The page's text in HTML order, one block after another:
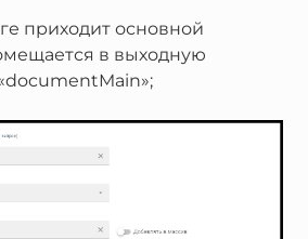
приходит основной
в выходную